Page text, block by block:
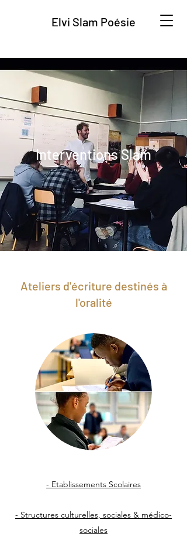
Elvi Slam Poésie
Interventions Slam
Ateliers d'écriture destinés à
l'oralité
- Etablissements Scolaires
- Structures culturelles, sociales & médico-
sociales